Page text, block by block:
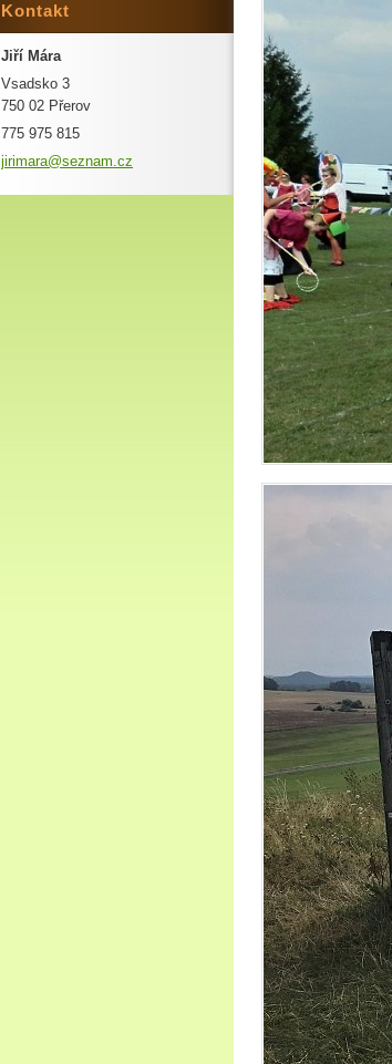
Kontakt
Jiří Mára
Vsadsko 3
750 02 Přerov
775 975 815
jirimara@seznam.cz